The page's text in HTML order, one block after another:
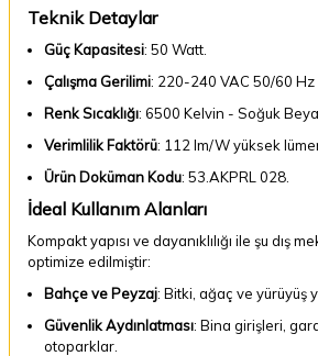
Teknik Detaylar
Güç Kapasitesi: 50 Watt.
Çalışma Gerilimi: 220-240 VAC 50/60 Hz
Renk Sıcaklığı: 6500 Kelvin - Soğuk
Verimlilik Faktörü: 112 lm/W yüksek
Ürün Doküman Kodu: 53.AKPRL 028.
İdeal Kullanım Alanları
Kompakt yapısı ve dayanıklılığı ile şu dış
optimize edilmiştir:
Bahçe ve Peyzaj: Bitki, ağaç ve yürüyüş
Güvenlik Aydınlatması: Bina girişleri,
otoparklar.